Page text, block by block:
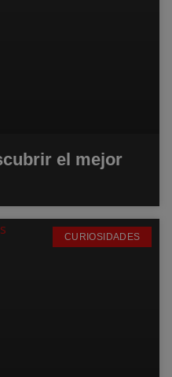
el mejor
CURIOSIDADES